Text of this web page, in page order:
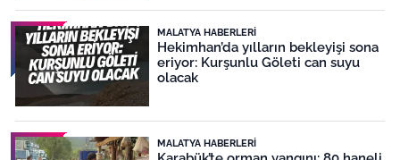
MALATYA HABERLERI
Hekimhan’da yılların bekleyişi sona
eriyor: Kurşunlu Göleti can suyu
olacak
MALATYA HABERLERI